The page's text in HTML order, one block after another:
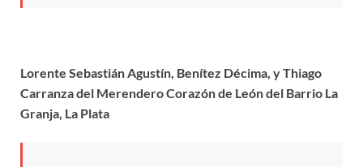
Lorente Sebastián Agustín, Benítez Décima, y Thiago
Carranza del Merendero Corazón de León del Barrio La
Granja, La Plata